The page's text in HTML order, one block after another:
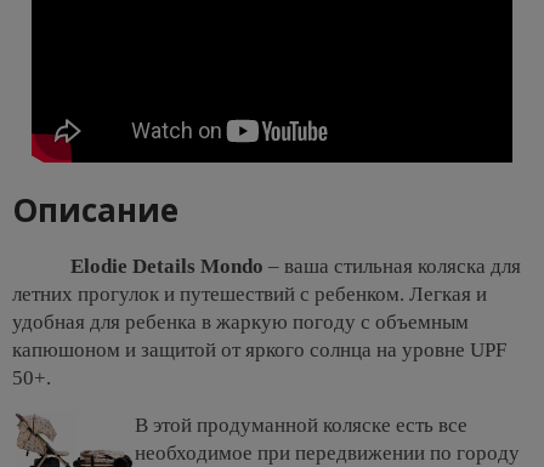
Описание
Elodie Details Mondo – ваша стильная коляска для
летних прогулок и путешествий с ребенком. Легкая и
удобная для ребенка в жаркую погоду с объемным
капюшоном и защитой от яркого солнца на уровне UPF
50+.
В этой продуманной коляске есть все
необходимое при передвижении по городу